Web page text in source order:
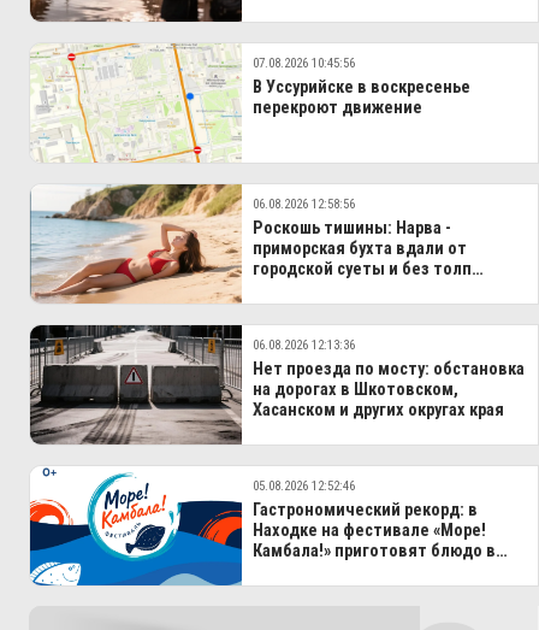
07.08.2026 10:45:56
В Уссурийске в воскресенье
перекроют движение
06.08.2026 12:58:56
Роскошь тишины: Нарва -
приморская бухта вдали от
городской суеты и без толп
06.08.2026 12:13:36
Нет проезда по мосту: обстановка
на дорогах в Шкотовском,
Хасанском и других округах края
05.08.2026 12:52:46
Гастрономический рекорд: в
Находке на фестивале «Море!
Камбала!» приготовят блюдо в